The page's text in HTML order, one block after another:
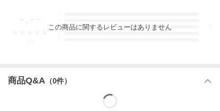
3
この商品に関するレビューはありません
商品Q&A （0件）